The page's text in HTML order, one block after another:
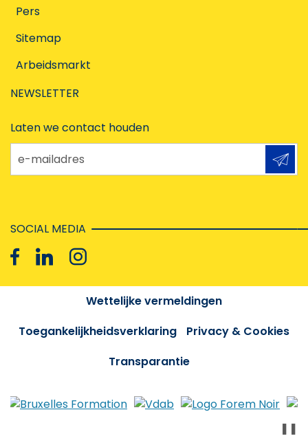
Pers
Sitemap
Arbeidsmarkt
NEWSLETTER
Laten we contact houden
e-mailadres
SOCIAL MEDIA
Wettelijke vermeldingen
Toegankelijkheidsverklaring
Privacy & Cookies
Transparantie
❚❚